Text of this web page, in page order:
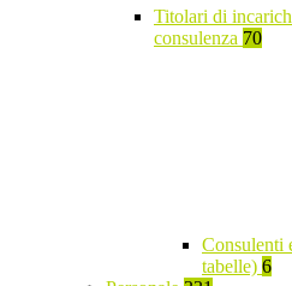
Titolari di
consulenza 70
Consulenti
tabelle) 6